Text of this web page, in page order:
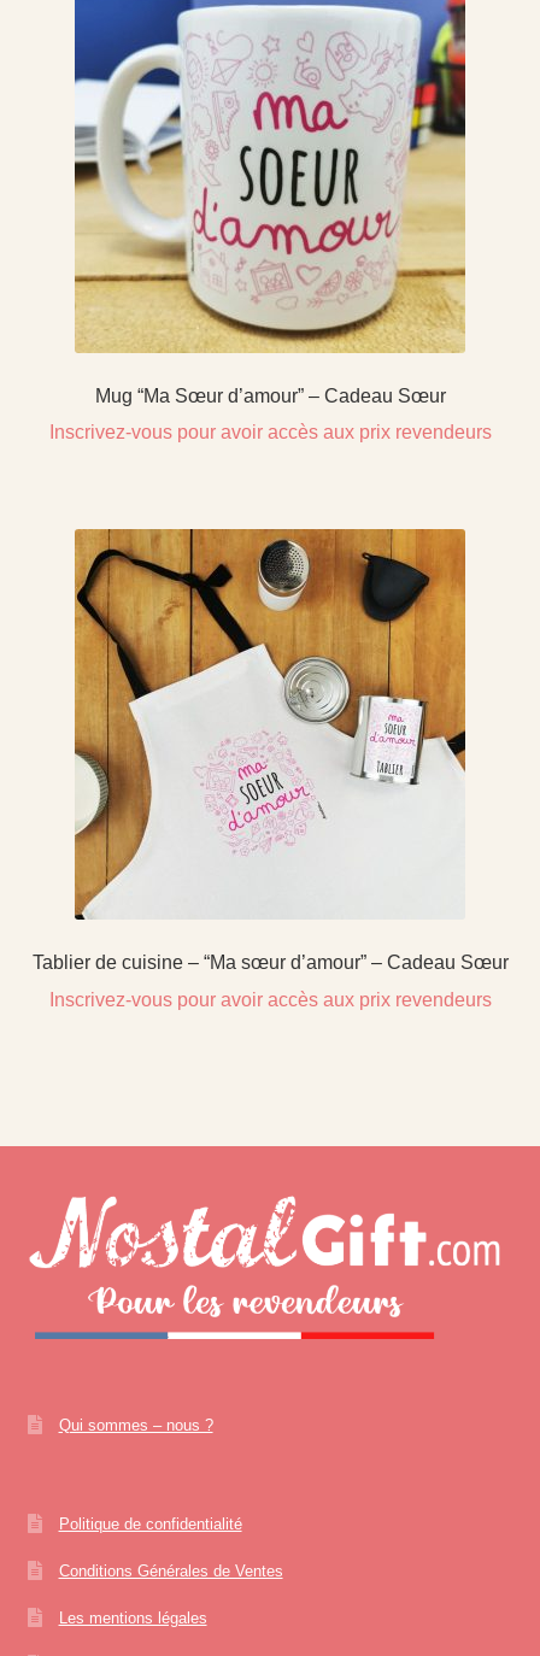
Mug “Ma Sœur d’amour” – Cadeau Sœur
Inscrivez-vous pour avoir accès aux prix revendeurs
Tablier de cuisine – “Ma sœur d’amour” – Cadeau Sœur
Inscrivez-vous pour avoir accès aux prix revendeurs
Qui sommes – nous ?
Politique de confidentialité
Conditions Générales de Ventes
Les mentions légales